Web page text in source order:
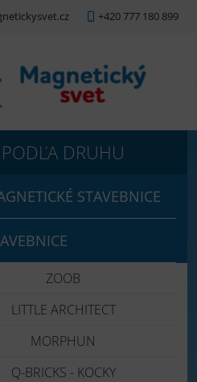
+420 777 180 899
STAVEBNICE
ZOOB
LITTLE ARCHITECT
MORPHUN
Q-BRICKS - KOCKY